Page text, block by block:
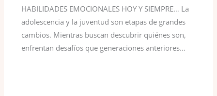
HABILIDADES EMOCIONALES HOY Y SIEMPRE… La
adolescencia y la juventud son etapas de grandes
cambios. Mientras buscan descubrir quiénes son,
enfrentan desafíos que generaciones anteriores…